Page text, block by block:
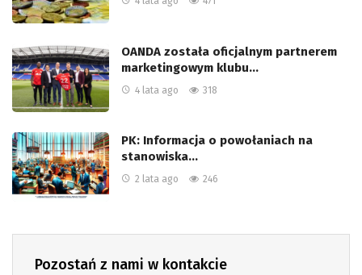
OANDA została oficjalnym partnerem
marketingowym klubu…
4 lata ago 318
PK: Informacja o powołaniach na
stanowiska…
2 lata ago 246
Pozostań z nami w kontakcie